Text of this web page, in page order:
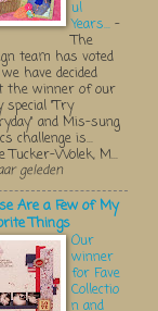
ul
Years... -
The
team has voted
have decided
the winner of our
special "Try
and Mis-sung
challenge is...
Tucker-Wolek, M...
geleden
Are a Few of My
Things
Our
winner
for Fave
Collectio
n and